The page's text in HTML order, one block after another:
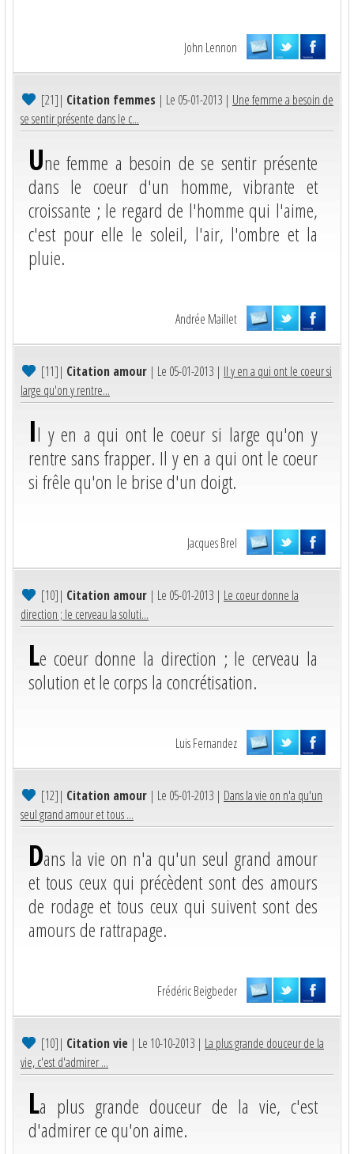
John Lennon
[21]| Citation femmes | Le 05-01-2013 | Une femme a besoin de
se sentir présente dans le c...
Une femme a besoin de se sentir présente
dans le coeur d'un homme, vibrante et
croissante ; le regard de l'homme qui l'aime,
c'est pour elle le soleil, l'air, l'ombre et la
pluie.
Andrée Maillet
[11]| Citation amour | Le 05-01-2013 | Il y en a qui ont le coeur si
large qu'on y rentre...
Il y en a qui ont le coeur si large qu'on y
rentre sans frapper. Il y en a qui ont le coeur
si frêle qu'on le brise d'un doigt.
Jacques Brel
[10]| Citation amour | Le 05-01-2013 | Le coeur donne la
direction ; le cerveau la soluti...
Le coeur donne la direction ; le cerveau la
solution et le corps la concrétisation.
Luis Fernandez
[12]| Citation amour | Le 05-01-2013 | Dans la vie on n'a qu'un
seul grand amour et tous ...
Dans la vie on n'a qu'un seul grand amour
et tous ceux qui précèdent sont des amours
de rodage et tous ceux qui suivent sont des
amours de rattrapage.
Frédéric Beigbeder
[10]| Citation vie | Le 10-10-2013 | La plus grande douceur de la
vie, c'est d'admirer ...
La plus grande douceur de la vie, c'est
d'admirer ce qu'on aime.